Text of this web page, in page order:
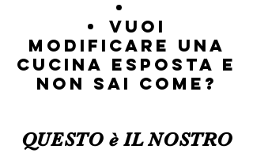
VUOI
MODIFICARE UNA
CUCINA ESPOSTA E
NON SAI COME?
QUESTO è IL NOSTRO